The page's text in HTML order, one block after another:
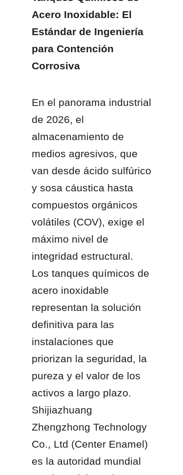
Acero Inoxidable: El
Estándar de Ingeniería
para Contención
Corrosiva
En el panorama industrial
de 2026, el
almacenamiento de
medios agresivos, que
van desde ácido sulfúrico
y sosa cáustica hasta
compuestos orgánicos
volátiles (COV), exige el
máximo nivel de
integridad estructural.
Los tanques químicos de
acero inoxidable
representan la solución
definitiva para las
instalaciones que
priorizan la seguridad, la
pureza y el valor de los
activos a largo plazo.
Shijiazhuang
Zhengzhong Technology
Co., Ltd (Center Enamel)
es la autoridad mundial